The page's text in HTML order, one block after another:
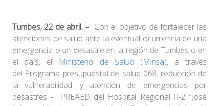
Tumbes, 22 de abril. – Con el objetivo de fortalecer las
atenciones de salud ante la eventual ocurrencia de una
emergencia o un desastre en la región de Tumbes o en
el país, el Ministerio de Salud (Minsa), a través
del Programa presupuestal de salud 068, reducción de
la vulnerabilidad y atención de emergencias por
desastres - PREAED del Hospital Regional II-2 “José